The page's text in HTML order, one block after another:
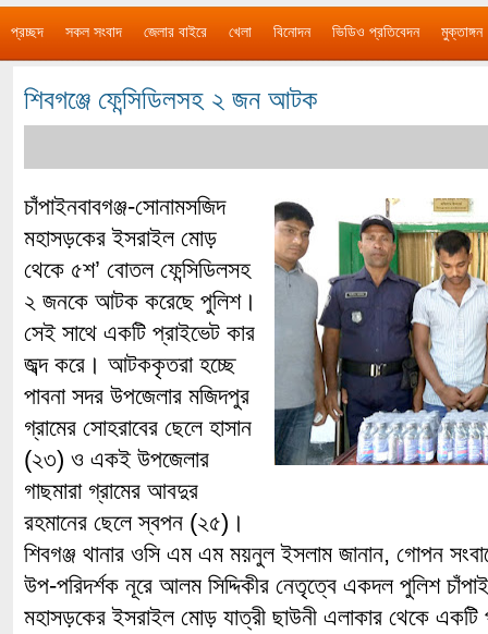
প্রচ্ছদ সকল সংবাদ জেলার বাইরে খেলা বিনোদন ভিডিও প্রতিবেদন মুক্তাঙ্গন
শিবগঞ্জে ফেন্সিডিলসহ ২ জন আটক
চাঁপাইনবাবগঞ্জ-সোনামসজিদ
মহাসড়কের ইসরাইল মোড়
থেকে ৫শ’ বোতল ফেন্সিডিলসহ
২ জনকে আটক করেছে পুলিশ।
সেই সাথে একটি প্রাইভেট কার
জব্দ করে। আটককৃতরা হচ্ছে
পাবনা সদর উপজেলার মজিদপুর
গ্রামের সোহরাবের ছেলে হাসান
(২৩) ও একই উপজেলার
গাছমারা গ্রামের আবদুর
রহমানের ছেলে স্বপন (২৫)।
শিবগঞ্জ থানার ওসি এম এম ময়নুল ইসলাম জানান, গোপন
উপ-পরিদর্শক নূরে আলম সিদ্দিকীর নেতৃত্বে একদল পুলিশ
মহাসড়কের ইসরাইল মোড় যাত্রী ছাউনী এলাকার থেকে একটি